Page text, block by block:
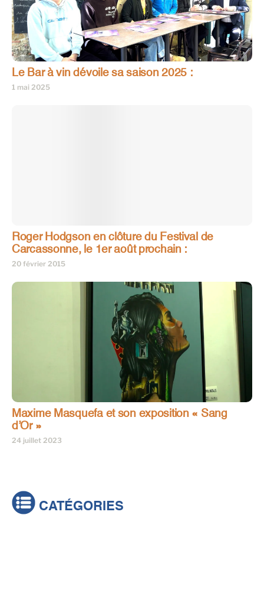
Le Bar à vin dévoile sa saison 2025 :
1 mai 2025
Roger Hodgson en clôture du Festival de
Carcassonne, le 1er août prochain :
20 février 2015
Maxime Masquefa et son exposition « Sang
d’Or »
24 juillet 2023
CATÉGORIES